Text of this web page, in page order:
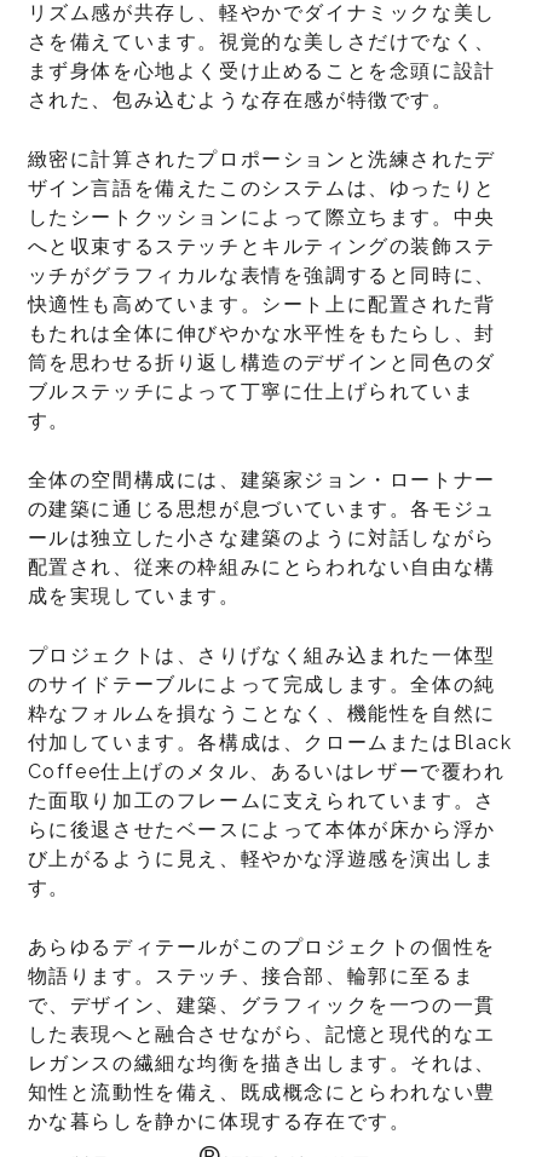
リズム感が共存し、軽やかでダイナミックな美し
さを備えています。視覚的な美しさだけでなく、
まず身体を心地よく受け止めることを念頭に設計
された、包み込むような存在感が特徴です。
緻密に計算されたプロポーションと洗練されたデ
ザイン言語を備えたこのシステムは、ゆったりと
したシートクッションによって際立ちます。中央
へと収束するステッチとキルティングの装飾ステ
ッチがグラフィカルな表情を強調すると同時に、
快適性も高めています。シート上に配置された背
もたれは全体に伸びやかな水平性をもたらし、封
筒を思わせる折り返し構造のデザインと同色のダ
ブルステッチによって丁寧に仕上げられていま
す。
全体の空間構成には、建築家ジョン・ロートナー
の建築に通じる思想が息づいています。各モジュ
ールは独立した小さな建築のように対話しながら
配置され、従来の枠組みにとらわれない自由な構
成を実現しています。
プロジェクトは、さりげなく組み込まれた一体型
のサイドテーブルによって完成します。全体の純
粋なフォルムを損なうことなく、機能性を自然に
付加しています。各構成は、クロームまたはBlack
Coffee仕上げのメタル、あるいはレザーで覆われ
た面取り加工のフレームに支えられています。さ
らに後退させたベースによって本体が床から浮か
び上がるように見え、軽やかな浮遊感を演出しま
す。
あらゆるディテールがこのプロジェクトの個性を
物語ります。ステッチ、接合部、輪郭に至るま
で、デザイン、建築、グラフィックを一つの一貫
した表現へと融合させながら、記憶と現代的なエ
レガンスの繊細な均衡を描き出します。それは、
知性と流動性を備え、既成概念にとらわれない豊
かな暮らしを静かに体現する存在です。